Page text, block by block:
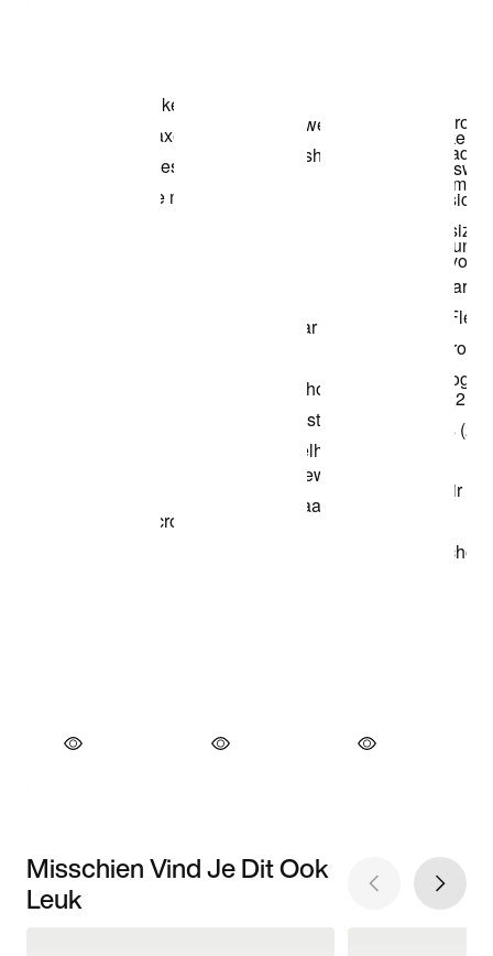
Misschien Vind Je Dit Ook
Leuk